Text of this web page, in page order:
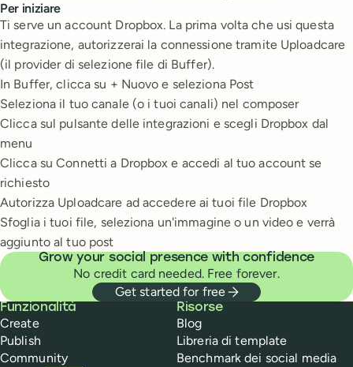
Per iniziare
Ti serve un account Dropbox. La prima volta che usi questa
integrazione, autorizzerai la connessione tramite Uploadcare
(il provider di selezione file di Buffer).
In Buffer, clicca su + Nuovo e seleziona Post
Seleziona il tuo canale (o i tuoi canali) nel composer
Clicca sul pulsante delle integrazioni e scegli Dropbox dal
menu
Clicca su Connetti a Dropbox e accedi al tuo account se
richiesto
Autorizza Uploadcare ad accedere ai tuoi file Dropbox
Sfoglia i tuoi file, seleziona un'immagine o un video e verrà
aggiunto al tuo post
Grow your social presence with confidence
No credit card needed. Free forever.
Get started for free
Buffer
Funzionalità
Create
Publish
Community
Risorse
Blog
Libreria di template
Benchmark dei social media